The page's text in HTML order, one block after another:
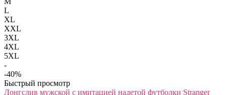
L
XL
XXL
3XL
4XL
5XL
-
-40%
Быстрый просмотр
Лонгслив мужской с имитацией надетой футболки Stranger